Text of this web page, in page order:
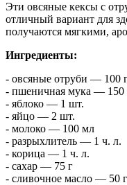
Эти овсяные кексы с
отличный вариант для
получаются мягкими,
Ингредиенты:
- овсяные отруби — 100
- пшеничная мука — 150
- яблоко — 1 шт.
- яйцо — 2 шт.
- молоко — 100 мл
- разрыхлитель — 1 ч. л.
- корица — 1 ч. л.
- сахар — 75 г
- сливочное масло — 50 г